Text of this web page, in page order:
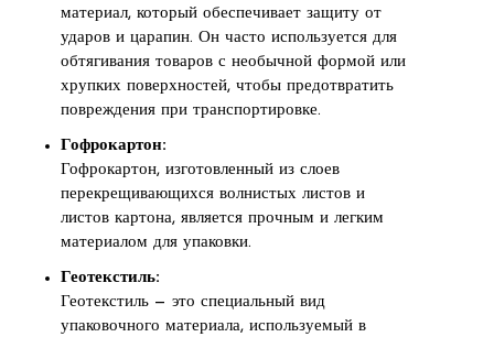
материал, который обеспечивает защиту от
ударов и царапин. Он часто используется для
обтягивания товаров с необычной формой или
хрупких поверхностей, чтобы предотвратить
повреждения при транспортировке.
Гофрокартон:
Гофрокартон, изготовленный из слоев
перекрещивающихся волнистых листов и
листов картона, является прочным и легким
материалом для упаковки.
Геотекстиль:
Геотекстиль — это специальный вид
упаковочного материала, используемый в